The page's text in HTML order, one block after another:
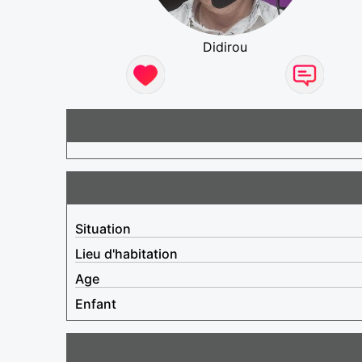
Didirou
Situation
Lieu d'habitation
Age
Enfant